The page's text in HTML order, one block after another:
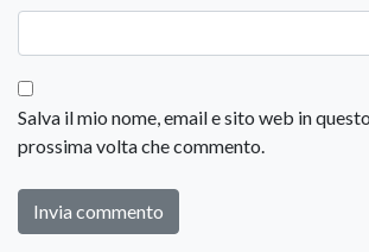
Salva il mio nome, email e sito web in
prossima volta che commento.